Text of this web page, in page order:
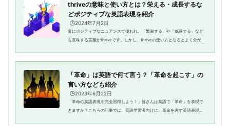
thriveの意味と使い方とは？栄える・成長するな
どポジティブな英語表現を紹介
🕒️2024年7月2日
常にポジティブなニュアンスで使われ、「繁栄する」や「成長する」など
を意味する言葉がthriveです。しかし、thriveの使い方となるとよく分から
「革命」は英語で何て言う？「革命を起こす」の
言い方なども紹介
🕒️2023年6月22日
「革命の英語表現を完全習得しよう！」皆さんは英語で「革命」を表現で
きますか？こちらの記事では、英語学習者向けに、革命を表す英語表現の